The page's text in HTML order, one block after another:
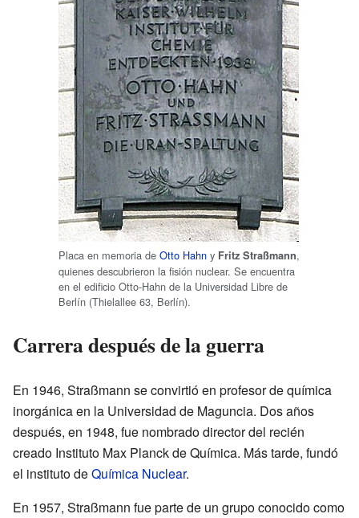
Placa en memoria de Otto Hahn y Fritz Straßmann,
quienes descubrieron la fisión nuclear. Se encuentra
en el edificio Otto-Hahn de la Universidad Libre de
Berlín (Thielallee 63, Berlín).
Carrera después de la guerra
En 1946, Straßmann se convirtió en profesor de química
inorgánica en la Universidad de Maguncia. Dos años
después, en 1948, fue nombrado director del recién
creado Instituto Max Planck de Química. Más tarde, fundó
el instituto deQuímica Nuclear.
En 1957, Straßmann fue parte de un grupo conocido como